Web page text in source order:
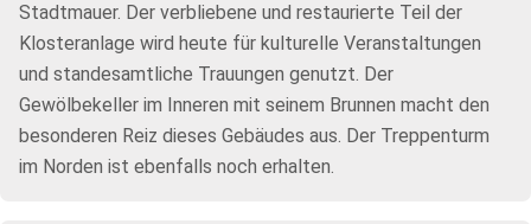
Stadtmauer. Der verbliebene und restaurierte Teil der
Klosteranlage wird heute für kulturelle Veranstaltungen
und standesamtliche Trauungen genutzt. Der
Gewölbekeller im Inneren mit seinem Brunnen macht den
besonderen Reiz dieses Gebäudes aus. Der Treppenturm
im Norden ist ebenfalls noch erhalten.